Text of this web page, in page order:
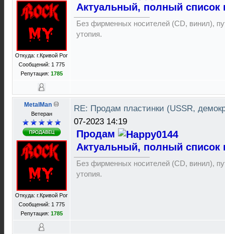
Откуда: г.Кривой Рог
Сообщений: 1 775
Репутация: 1785
Актуальный, полный список
Без фирменных носителей (CD, винил),
утопия.
MetalMan
Ветеран
Откуда: г.Кривой Рог
Сообщений: 1 775
Репутация: 1785
RE: Продам пластинки (USSR,
07-2023 14:19
Продам
Актуальный, полный список
Без фирменных носителей (CD, винил),
утопия.